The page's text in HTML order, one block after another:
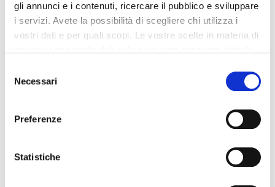
gli annunci e i contenuti, ricercare il pubblico e sviluppare
i servizi. Avete la possibilità di scegliere chi utilizza i
vostri dati e per quali scopi. Le vostre scelte in materia di
modificare o revocare il proprio consenso in qualsiasi
momento dalla Dichiarazione sui cookie o facendo clic
raccogliere informazioni sulla tua posizione
geografica, con un'approssimazione di qualche
delNecessari
Preferenze
Statistiche
Integratori per dimagrire
32,00 €
carrello
55,18 €
-42%